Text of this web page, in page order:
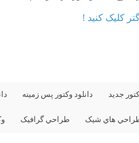
کلیک کنید !
جديد دانلود وکتور پس زمينه
هاي شيک طراحي گرافيک